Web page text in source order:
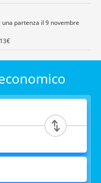
una partenza il 9 novembre